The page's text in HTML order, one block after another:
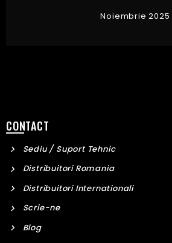
Noiembrie 2025
CONTACT
Sediu / Suport Tehnic
Distribuitori Romania
Distribuitori Internationali
Scrie-ne
Blog